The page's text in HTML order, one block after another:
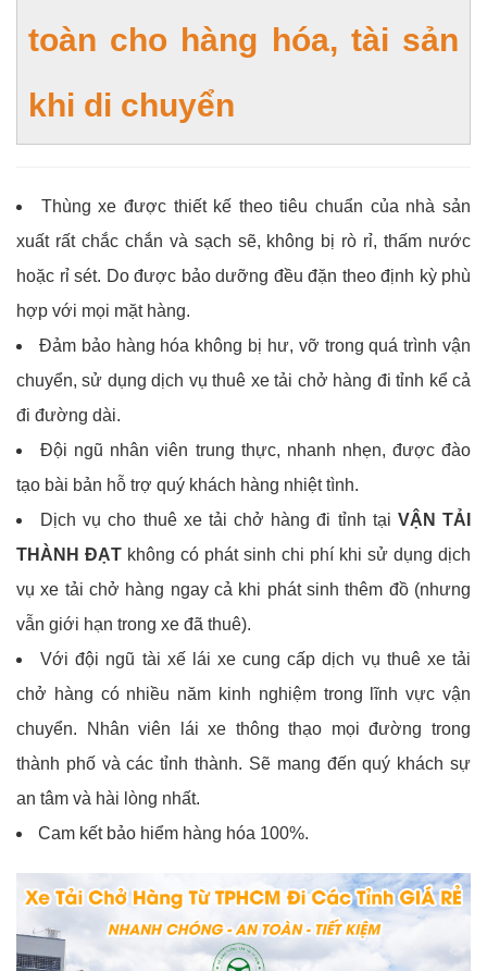
toàn cho hàng hóa, tài sản
khi di chuyển
Thùng xe được thiết kế theo tiêu chuẩn của nhà sản
xuất rất chắc chắn và sạch sẽ, không bị rò rỉ, thấm nước
hoặc rỉ sét. Do được bảo dưỡng đều đặn theo định kỳ phù
hợp với mọi mặt hàng.
Đảm bảo hàng hóa không bị hư, vỡ trong quá trình vận
chuyển, sử dụng dịch vụ thuê xe tải chở hàng đi tỉnh kể cả
đi đường dài.
Đội ngũ nhân viên trung thực, nhanh nhẹn, được đào
tạo bài bản hỗ trợ quý khách hàng nhiệt tình.
Dịch vụ cho thuê xe tải chở hàng đi tỉnh tại VẬN TẢI
THÀNH ĐẠT không có phát sinh chi phí khi sử dụng dịch
vụ xe tải chở hàng ngay cả khi phát sinh thêm đồ (nhưng
vẫn giới hạn trong xe đã thuê).
Với đội ngũ tài xế lái xe cung cấp dịch vụ thuê xe tải
chở hàng có nhiều năm kinh nghiệm trong lĩnh vực vận
chuyển. Nhân viên lái xe thông thạo mọi đường trong
thành phố và các tỉnh thành. Sẽ mang đến quý khách sự
an tâm và hài lòng nhất.
Cam kết bảo hiểm hàng hóa 100%.